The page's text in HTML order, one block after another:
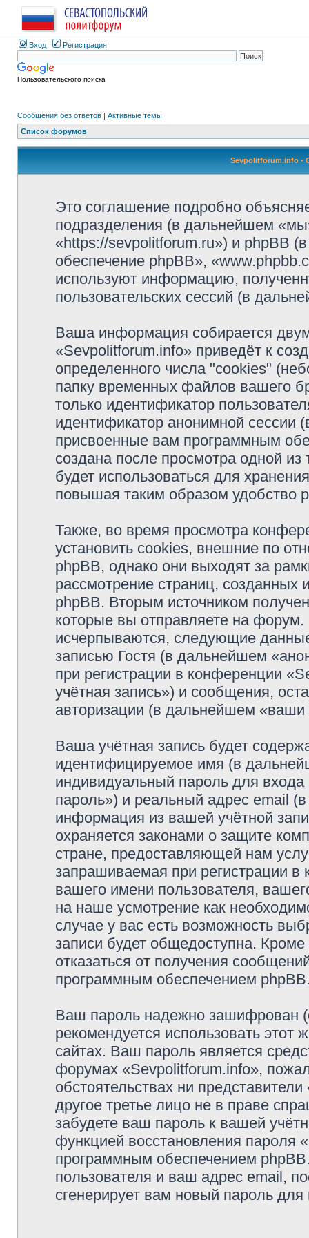
Вход Регистрация
Пользовательского поиска
Сообщения без ответов | Активные темы
Список форумов
Sevpolitforum.info -
Это соглашение подробно
подразделения (в дальнейшем
«https://sevpolitforum.ru») и phpBB
обеспечение phpBB»,
используют информацию,
пользовательских сессий (в
Ваша информация собирается
«Sevpolitforum.info» приведёт к
определенного числа "cookies"
папку временных файлов вашего
только идентификатор
идентификатор анонимной сессии
присвоенные вам программным
создана после просмотра одной
будет использоваться для
повышая таким образом удобство
Также, во время просмотра
установить cookies, внешние по
phpBB, однако они выходят за
рассмотрение страниц,
phpBB. Вторым источником
которые вы отправляете на
исчерпываются, следующие
записью Гостя (в дальнейшем
при регистрации в конференции
учётная запись») и сообщения,
авторизации (в дальнейшем
Ваша учётная запись будет
идентифицируемое имя (в
индивидуальный пароль для
пароль») и реальный адрес email
информация из вашей учётной
охраняется законами о защите
стране, предоставляющей нам
запрашиваемая при регистрации
вашего имени пользователя,
на наше усмотрение как
случае у вас есть возможность
записи будет общедоступна. Кроме
отказаться от получения
программным обеспечением
Ваш пароль надежно зашифрован
рекомендуется использовать этот
сайтах. Ваш пароль является
форумах «Sevpolitforum.info»,
обстоятельствах ни
другое третье лицо не в праве
забудете ваш пароль к вашей
функцией восстановления пароля
программным обеспечением
пользователя и ваш адрес email,
сгенерирует вам новый пароль